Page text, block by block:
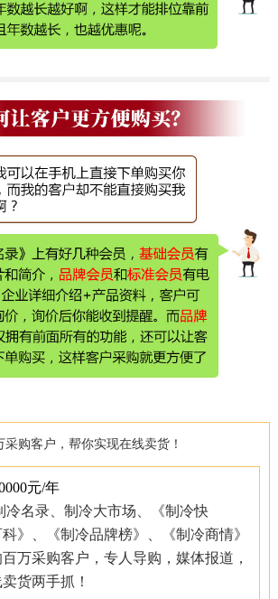
采购客户，帮你实现在线卖货！
元/年
名录、制冷大市场、《制冷快
》、《制冷品牌榜》、《制冷商情》
万采购客户，专人导购，媒体报道，
货两手抓！